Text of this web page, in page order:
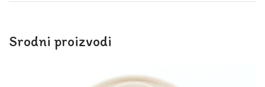
Srodni proizvodi